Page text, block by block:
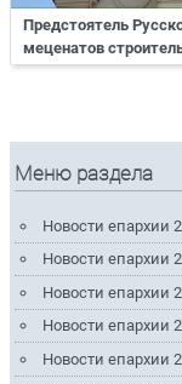
Предстоятель
меценатов
Меню раздела
Новости епархии
Новости епархии
Новости епархии
Новости епархии
Новости епархии